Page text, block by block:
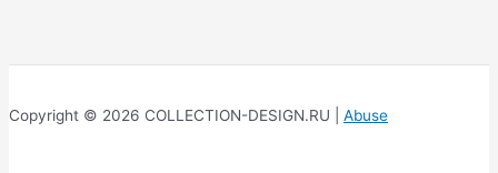
Copyright © 2026 COLLECTION-DESIGN.RU | Abuse